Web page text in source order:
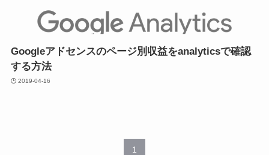
Googleアドセンスのページ別収益をanalyticsで確認
する方法
2019-04-16
1